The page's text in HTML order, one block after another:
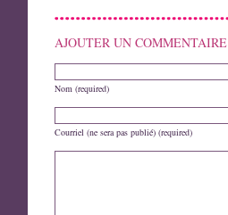
AJOUTER UN COMMENTAIRE
Nom (required)
Courriel (ne sera pas publié) (required)